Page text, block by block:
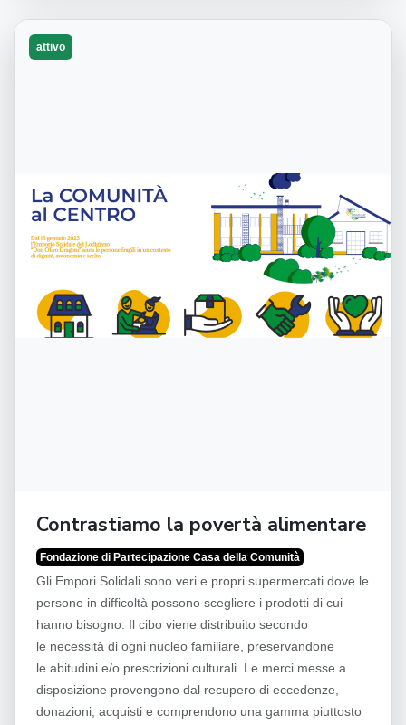
attivo
Contrastiamo la povertà alimentare
Fondazione di Partecipazione Casa della Comunità
Gli Empori Solidali sono veri e propri supermercati dove le
persone in difficoltà possono scegliere i prodotti di cui
hanno bisogno. Il cibo viene distribuito secondo
le necessità di ogni nucleo familiare, preservandone
le abitudini e/o prescrizioni culturali. Le merci messe a
disposizione provengono dal recupero di eccedenze,
donazioni, acquisti e comprendono una gamma piuttosto